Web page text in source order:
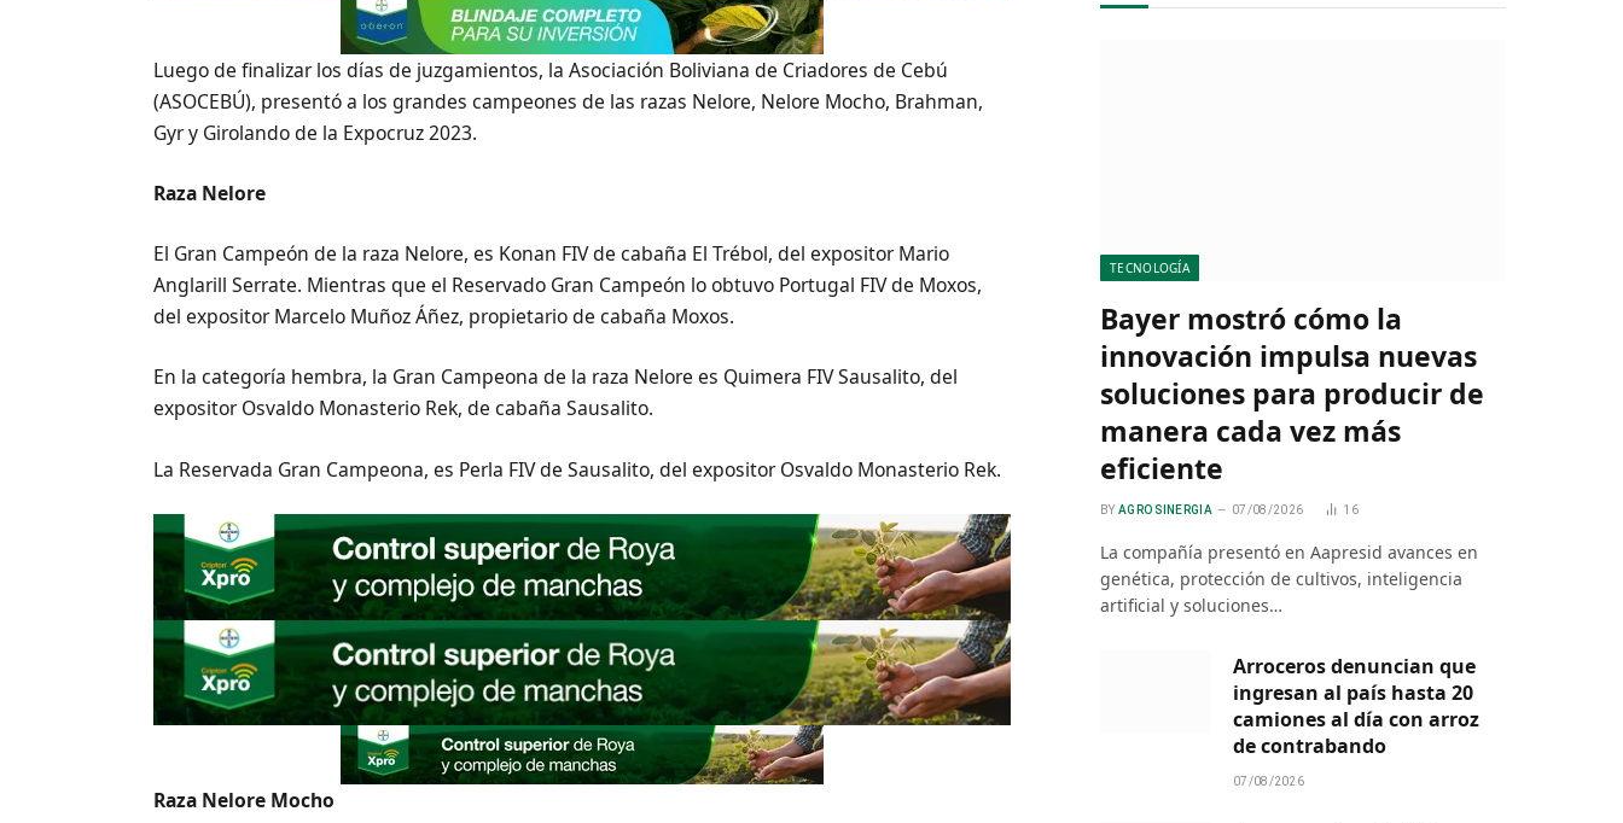
Luego de finalizar los días de juzgamientos, la Asociación Boliviana de Criadores de Cebú
(ASOCEBÚ), presentó a los grandes campeones de las razas Nelore, Nelore Mocho, Brahman,
Gyr y Girolando de la Expocruz 2023.
Raza Nelore
El Gran Campeón de la raza Nelore, es Konan FIV de cabaña El Trébol, del expositor Mario
Anglarill Serrate. Mientras que el Reservado Gran Campeón lo obtuvo Portugal FIV de Moxos,
del expositor Marcelo Muñoz Áñez, propietario de cabaña Moxos.
En la categoría hembra, la Gran Campeona de la raza Nelore es Quimera FIV Sausalito, del
expositor Osvaldo Monasterio Rek, de cabaña Sausalito.
La Reservada Gran Campeona, es Perla FIV de Sausalito, del expositor Osvaldo Monasterio Rek.
Raza Nelore Mocho
TECNOLOGÍA
Bayer mostró cómo la
innovación impulsa nuevas
soluciones para producir de
manera cada vez más
eficiente
BY AGRO SINERGIA 07/08/2026 16
La compañía presentó en Aapresid avances en
genética, protección de cultivos, inteligencia
artificial y soluciones…
Arroceros denuncian que
ingresan al país hasta 20
camiones al día con arroz
de contrabando
07/08/2026